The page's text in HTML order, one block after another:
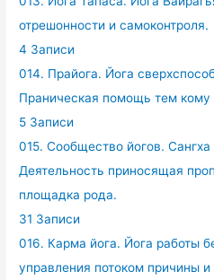
отрешонности и самоконтроля.
4 Записи
014. Прайога. Йога
Праническая помощь тем кому
5 Записи
015. Сообщество йогов.
Деятельность приносящая
площадка рода.
31 Записи
016. Карма йога. Йога работы
управления потоком причины и